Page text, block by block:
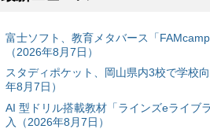
富⼠ソフト、教育メタバース「
（2026年8月7日）
スタディポケット、岡山県内3校で学校
年8月7日）
AI 型ドリル搭載教材「ラインズeライブ
入（2026年8月7日）